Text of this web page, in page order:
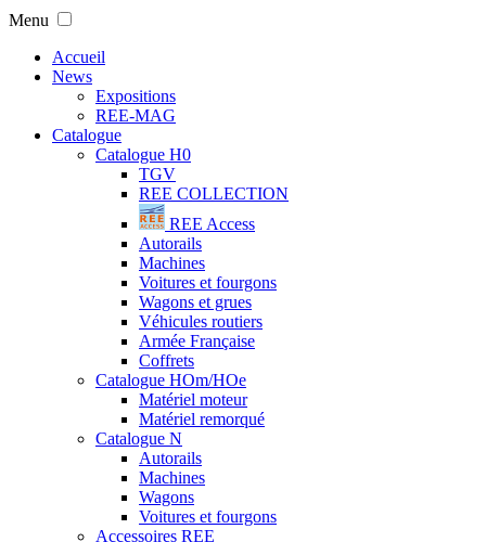
Menu
Accueil
News
Expositions
REE-MAG
Catalogue
Catalogue H0
TGV
REE COLLECTION
REE Access
Autorails
Machines
Voitures et fourgons
Wagons et grues
Véhicules routiers
Armée Française
Coffrets
Catalogue HOm/HOe
Matériel moteur
Matériel remorqué
Catalogue N
Autorails
Machines
Wagons
Voitures et fourgons
Accessoires REE